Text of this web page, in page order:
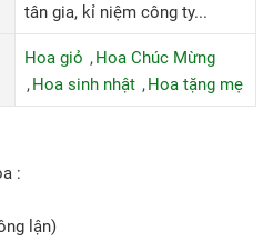
tân gia, kỉ niệm công ty...
Hoa giỏ
Hoa Chúc Mừng
Hoa sinh nhật
Hoa tặng mẹ
:
lận)